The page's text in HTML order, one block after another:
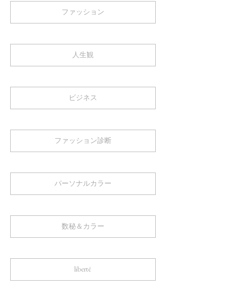
ファッション
人生観
ビジネス
ファッション診断
パーソナルカラー
数秘＆カラー
liberté